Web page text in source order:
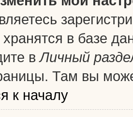
хранятся в базе
вЛичный
Там вы
к началу